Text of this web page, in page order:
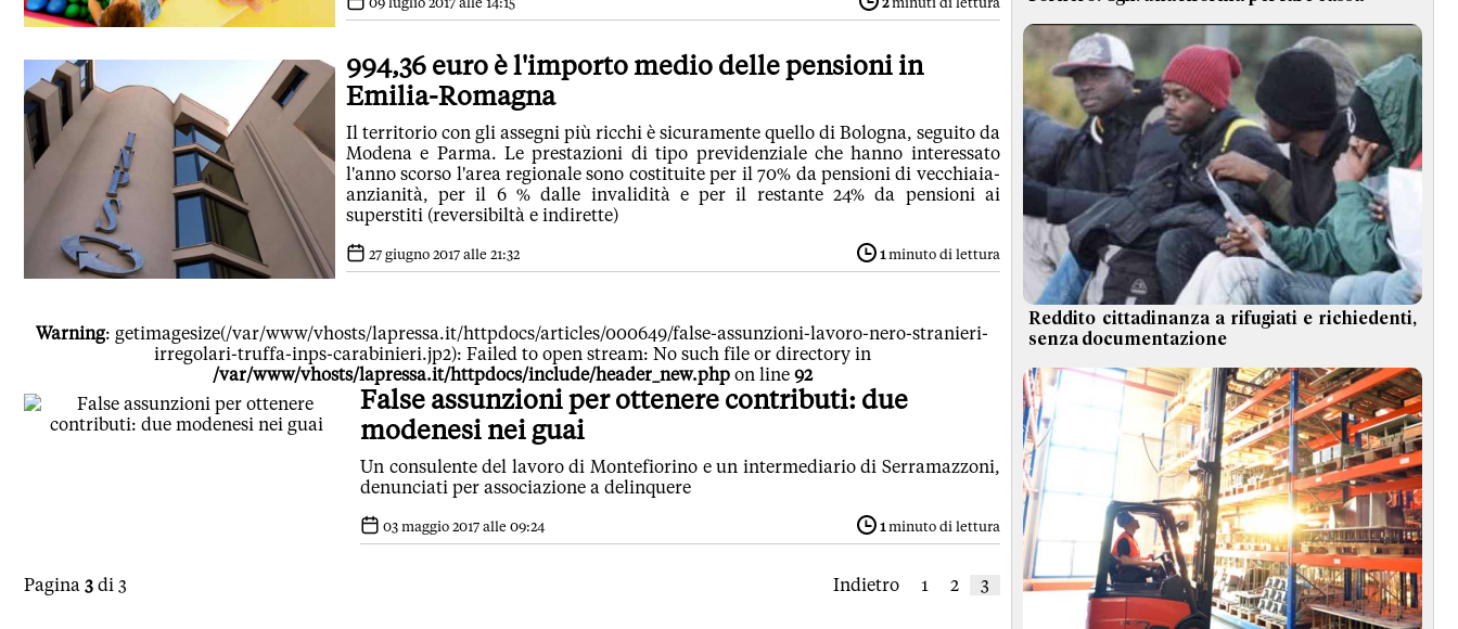
994,36 euro è l'importo medio delle pensioni in
Emilia-Romagna
Il territorio con gli assegni più ricchi è sicuramente quello di Bologna, seguito da
Modena e Parma. Le prestazioni di tipo previdenziale che hanno interessato
l'anno scorso l'area regionale sono costituite per il 70% da pensioni di vecchiaia-
anzianità, per il 6 % dalle invalidità e per il restante 24% da pensioni ai
superstiti (reversibiltà e indirette)
27 giugno 2017 alle 21:32 1minuto di lettura
Warning: getimagesize(/var/www/vhosts/lapressa.it/httpdocs/articles/000649/false-assunzioni-lavoro-nero-stranieri-
irregolari-truffa-inps-carabinieri.jp2): Failed to open stream: No such file or directory in
/var/www/vhosts/lapressa.it/httpdocs/include/header_new.phpon line 92
False assunzioni per ottenere contributi: due
modenesi nei guai
Un consulente del lavoro di Montefiorino e un intermediario di Serramazzoni,
denunciati per associazione a delinquere
03 maggio 2017 alle 09:24 1minuto di lettura
Pagina 3 di 3 Indietro 1 2 3
Reddito cittadinanza a rifugiati e richiedenti,
senza documentazione